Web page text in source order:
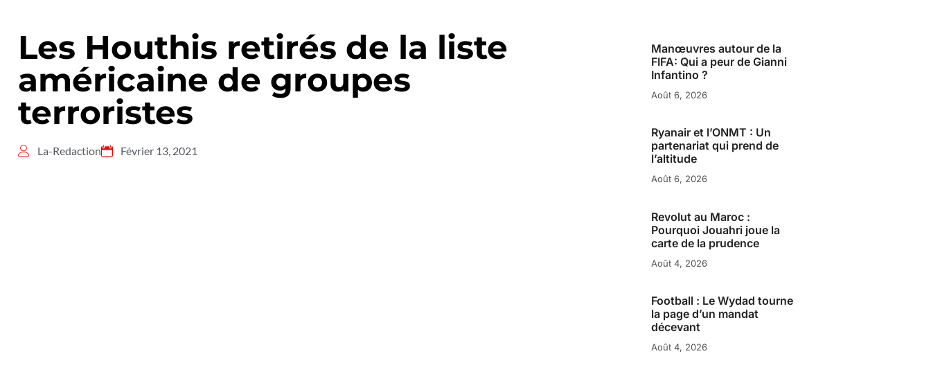
Les Houthis retirés de la liste
américaine de groupes
terroristes
La-Redaction Février 13, 2021
Manœuvres autour de la
FIFA: Qui a peur de Gianni
Infantino ?
Août 6, 2026
Ryanair et l’ONMT : Un
partenariat qui prend de
l’altitude
Août 6, 2026
Revolut au Maroc :
Pourquoi Jouahri joue la
carte de la prudence
Août 4, 2026
Football : Le Wydad tourne
la page d’un mandat
décevant
Août 4, 2026